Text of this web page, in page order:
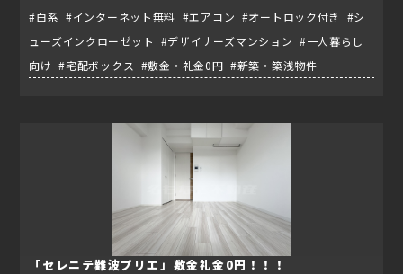
#白系 #インターネット無料 #エアコン #オートロック付き #シ
ューズインクローゼット #デザイナーズマンション #一人暮らし
向け #宅配ボックス #敷金・礼金0円 #新築・築浅物件
「セレニテ難波プリエ」敷金礼金0円！！！